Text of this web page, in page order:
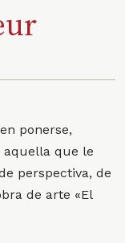
ponerse,
aquella que le
perspectiva, de
de arte «El